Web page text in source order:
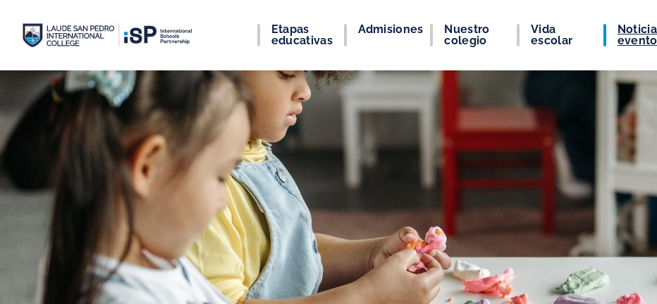
Etapas
educativas
Admisiones
Nuestro
colegio
Vida
escolar